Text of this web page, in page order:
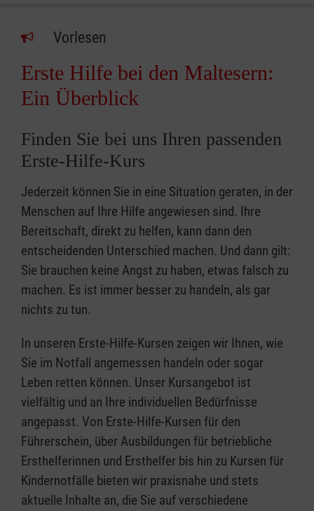
Vorlesen
Erste Hilfe bei den Maltesern:
Ein Überblick
Finden Sie bei uns Ihren passenden
Erste-Hilfe-Kurs
Jederzeit können Sie in eine Situation geraten, in der
Menschen auf Ihre Hilfe angewiesen sind. Ihre
Bereitschaft, direkt zu helfen, kann dann den
entscheidenden Unterschied machen. Und dann gilt:
Sie brauchen keine Angst zu haben, etwas falsch zu
machen. Es ist immer besser zu handeln, als gar
nichts zu tun.
In unseren Erste-Hilfe-Kursen zeigen wir Ihnen, wie
Sie im Notfall angemessen handeln oder sogar
Leben retten können. Unser Kursangebot ist
vielfältig und an Ihre individuellen Bedürfnisse
angepasst. Von Erste-Hilfe-Kursen für den
Führerschein, über Ausbildungen für betriebliche
Ersthelferinnen und Ersthelfer bis hin zu Kursen für
Kindernotfälle bieten wir praxisnahe und stets
aktuelle Inhalte an, die Sie auf verschiedene